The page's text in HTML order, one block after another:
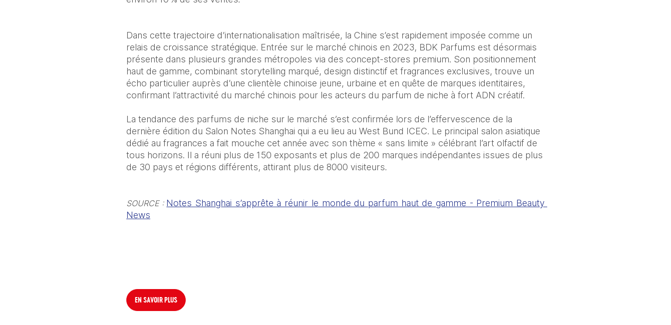
Dans cette trajectoire d’internationalisation maîtrisée, la Chine s’est rapidement imposée comme un
relais de croissance stratégique. Entrée sur le marché chinois en 2023, BDK Parfums est désormais
présente dans plusieurs grandes métropoles via des concept‑stores premium. Son positionnement
haut de gamme, combinant storytelling marqué, design distinctif et fragrances exclusives, trouve un
écho particulier auprès d’une clientèle chinoise jeune, urbaine et en quête de marques identitaires,
confirmant l’attractivité du marché chinois pour les acteurs du parfum de niche à fort ADN créatif.
La tendance des parfums de niche sur le marché s’est confirmée lors de l’effervescence de la
dernière édition du Salon Notes Shanghai qui a eu lieu au West Bund ICEC. Le principal salon asiatique
dédié au fragrances a fait mouche cet année avec son thème « sans limite » célébrant l’art olfactif de
tous horizons. Il a réuni plus de 150 exposants et plus de 200 marques indépendantes issues de plus
de 30 pays et régions différents, attirant plus de 8000 visiteurs.
SOURCE : Notes Shanghai s’apprête à réunir le monde du parfum haut de gamme - Premium Beauty
News
EN SAVOIR PLUS